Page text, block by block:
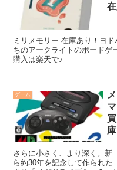
ミリメモリー 在庫あり！ヨ
ちのアークライトのボード
購入は楽天で♪
ゲーム
さらに小さく、より深く。新
ら約30年を記念して作られ